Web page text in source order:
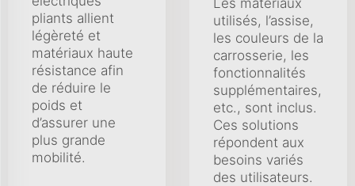
pliants allient
légèreté et
matériaux haute
résistance afin
de réduire le
poids et
d’assurer une
plus grande
mobilité.
utilisés, l’assise,
les couleurs de la
carrosserie, les
fonctionnalités
supplémentaires,
etc., sont inclus.
Ces solutions
répondent aux
besoins variés
des utilisateurs.